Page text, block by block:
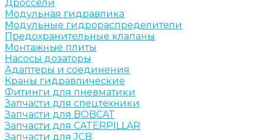
Дроссели
Модульная гидравлика
Модульные гидрораспределители
Предохранительные клапаны
Монтажные плиты
Насосы дозаторы
Адаптеры и соединения
Краны гидравлические
Фитинги для пневматики
Запчасти для спецтехники
Запчасти для BOBCAT
Запчасти для CATERPILLAR
Запчасти для JCB